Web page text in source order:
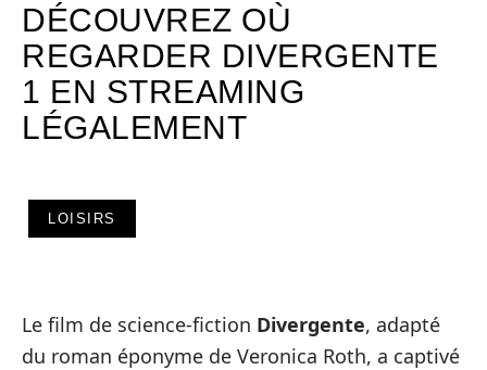
DÉCOUVREZ OÙ
REGARDER DIVERGENTE
1 EN STREAMING
LÉGALEMENT
LOISIRS
Le film de science-fiction Divergente, adapté
du roman éponyme de Veronica Roth, a captivé